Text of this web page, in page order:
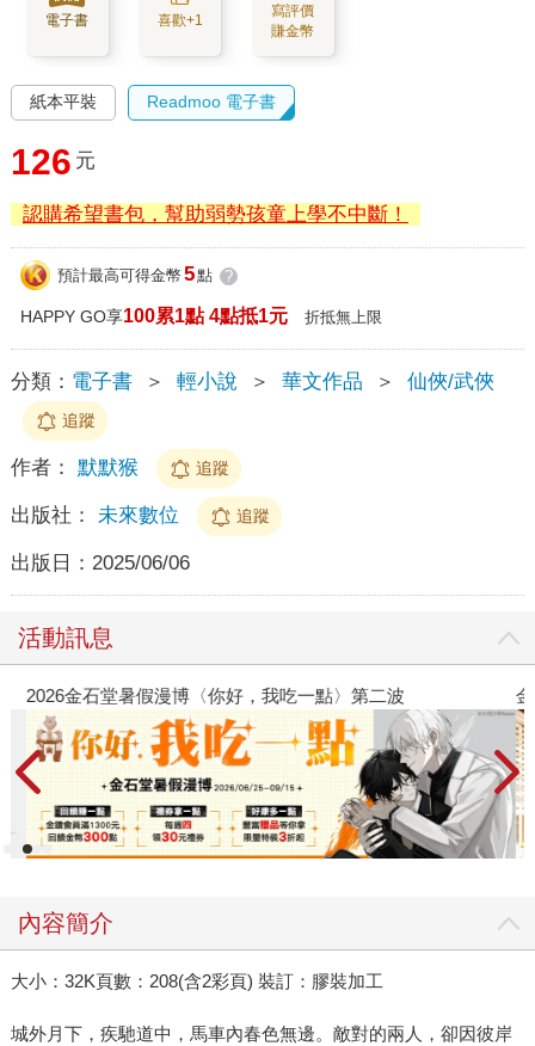
電子書 喜歡+1
寫評價
賺金幣
紙本平裝 Readmoo 電子書
126 元
認購希望書包，幫助弱勢孩童上學不中斷！
預計最高可得金幣 5點 ?
HAPPY GO享100累1點 4點抵1元 折抵無上限
分類： 電子書 ＞ 輕小說 ＞ 華文作品 ＞ 仙俠/武俠
追蹤
作者： 默默猴 追蹤
出版社： 未來數位 追蹤
出版日： 2025/06/06
活動訊息
2026金石堂暑假漫博〈你好，我吃一點〉第二波
內容簡介
大小：32K頁數：208(含2彩頁) 裝訂：膠裝加工
城外月下，疾馳道中，馬車內春色無邊。敵對的兩人，卻因彼岸